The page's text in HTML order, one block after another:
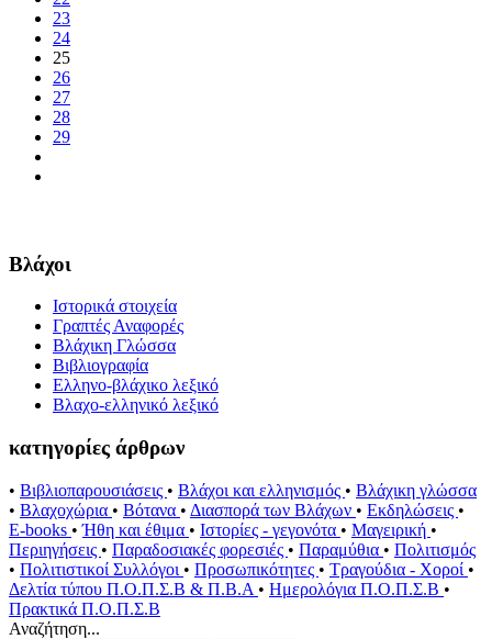
23
24
25
26
27
28
29
Βλάχοι
Ιστορικά στοιχεία
Γραπτές Αναφορές
Βλάχικη Γλώσσα
Βιβλιογραφία
Ελληνο-βλάχικο λεξικό
Βλαχο-ελληνικό λεξικό
κατηγορίες άρθρων
• Βιβλιοπαρουσιάσεις • Βλάχοι και ελληνισμός • Βλάχικη γλώσσα
• Βλαχοχώρια • Βότανα • Διασπορά των Βλάχων • Εκδηλώσεις •
E-books •Ήθη και έθιμα • Ιστορίες - γεγονότα • Μαγειρική •
Περιηγήσεις • Παραδοσιακές φορεσιές • Παραμύθια • Πολιτισμός
• Πολιτιστικοί Συλλόγοι • Προσωπικότητες • Τραγούδια - Χοροί •
Δελτία τύπου Π.Ο.Π.Σ.Β & Π.Β.Α • Ημερολόγια Π.Ο.Π.Σ.Β •
Πρακτικά Π.Ο.Π.Σ.Β
Αναζήτηση...